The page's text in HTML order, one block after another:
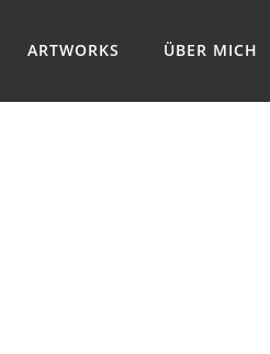
ARTWORKS ÜBER MICH